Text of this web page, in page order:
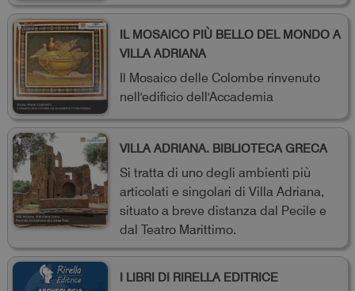
IL MOSAICO PIÙ BELLO DEL MONDO A
VILLA ADRIANA
Il Mosaico delle Colombe rinvenuto
nell'edificio dell'Accademia
VILLA ADRIANA. BIBLIOTECA GRECA
Si tratta di uno degli ambienti più
articolati e singolari di Villa Adriana,
situato a breve distanza dal Pecile e
dal Teatro Marittimo.
I LIBRI DI RIRELLA EDITRICE